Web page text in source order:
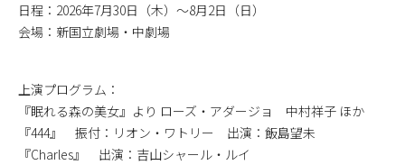
日程：2026年7月30日（木）〜8月2日（日）
会場：新国立劇場・中劇場
上演プログラム：
『眠れる森の美女』より ローズ・アダージョ 中村祥子 ほか
『444』 振付：リオン・ワトリー 出演：飯島望未
『Charles』 出演：吉山シャール・ルイ